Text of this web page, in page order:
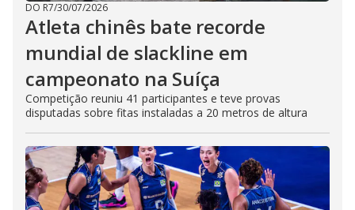
DO R7/30/07/2026
Atleta chinês bate recorde
mundial de slackline em
campeonato na Suíça
Competição reuniu 41 participantes e teve provas
disputadas sobre fitas instaladas a 20 metros de altura